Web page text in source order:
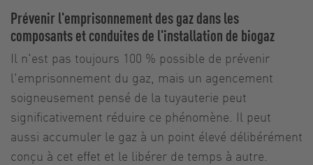
Prévenir l'emprisonnement des gaz dans les
composants et conduites de l'installation de biogaz
Il n'est pas toujours 100 % possible de prévenir
l'emprisonnement du gaz, mais un agencement
soigneusement pensé de la tuyauterie peut
significativement réduire ce phénomène. Il peut
aussi accumuler le gaz à un point élevé délibérément
conçu à cet effet et le libérer de temps à autre.